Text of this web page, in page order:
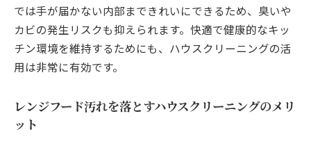
では手が届かない内部まできれいにできるため、臭いや
カビの発生リスクも抑えられます。快適で健康的なキッ
チン環境を維持するためにも、ハウスクリーニングの活
用は非常に有効です。
レンジフード汚れを落とすハウスクリーニングのメリ
ット